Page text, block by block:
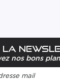
La
nos bons